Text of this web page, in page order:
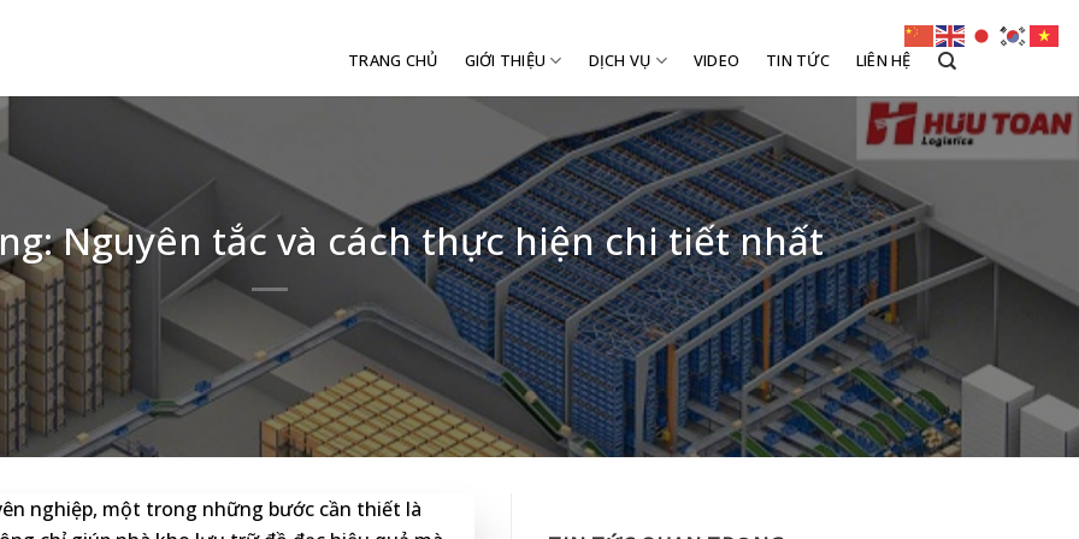
TRANG CHỦ GIỚI THIỆU DỊCH VỤ VIDEO TIN TỨC LIÊN HỆ
Nguyên tắc và cách thực hiện chi tiết nhất
nghiệp, một trong những bước cần thiết là